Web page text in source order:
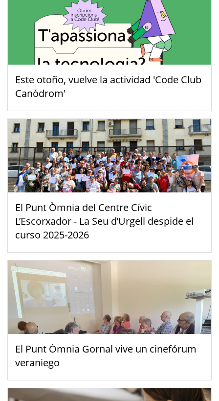
Este otoño, vuelve la actividad 'Code Club
Canòdrom'
El Punt Òmnia del Centre Cívic
L’Escorxador - La Seu d’Urgell despide el
curso 2025-2026
El Punt Òmnia Gornal vive un cinefórum
veraniego